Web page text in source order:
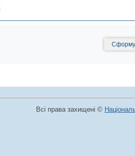
Всі права захищені ©